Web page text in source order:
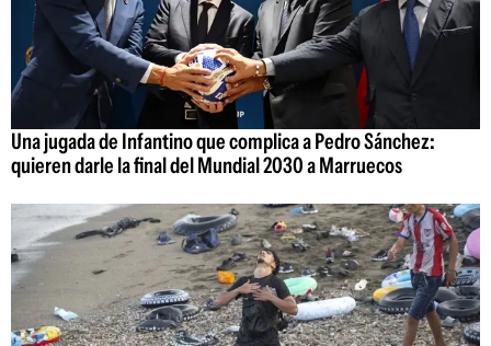
Una jugada de Infantino que complica a Pedro Sánchez:
quieren darle la final del Mundial 2030 a Marruecos